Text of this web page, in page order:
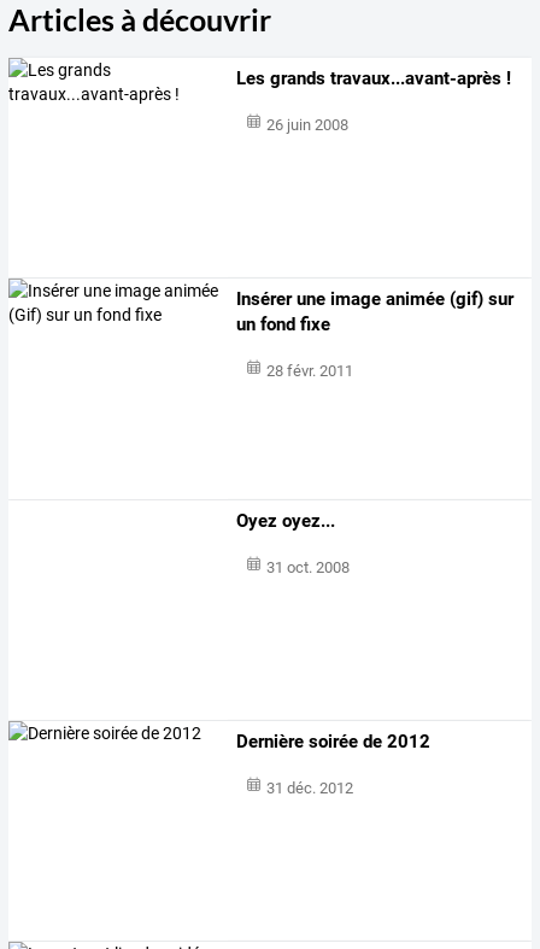
Articles à découvrir
Les grands travaux...avant-après !
26 juin 2008
Insérer une image animée (gif) sur
un fond fixe
28 févr. 2011
Oyez oyez...
31 oct. 2008
Dernière soirée de 2012
31 déc. 2012